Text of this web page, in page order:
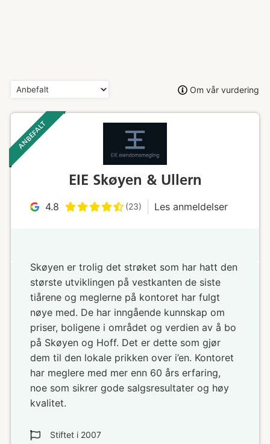
Om vår vurdering
ANBEFALT ‎ ‎ ‎
EIE Skøyen & Ullern
4.8 (23) Les anmeldelser
Skøyen er trolig det strøket som har hatt den
største utviklingen på vestkanten de siste
tiårene og meglerne på kontoret har fulgt
nøye med. De har inngående kunnskap om
priser, boligene i området og verdien av å bo
på Skøyen og Hoff. Det er dette som gjør
dem til den lokale prikken over i’en. Kontoret
har meglere med mer enn 60 års erfaring,
noe som sikrer gode salgsresultater og høy
kvalitet.
Stiftet i 2007